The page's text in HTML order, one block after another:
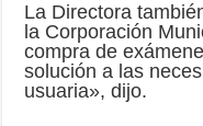
La Directora
la Corporación
compra de
solución a las
usuaria», dijo.